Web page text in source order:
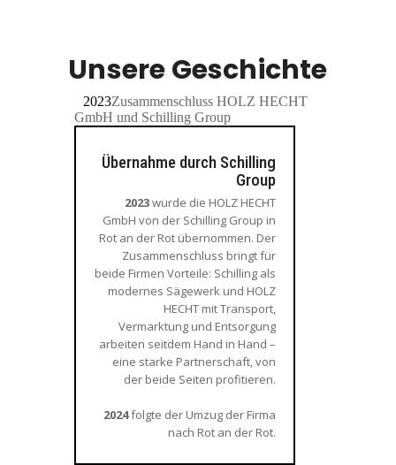
Unsere Geschichte
2023Zusammenschluss HOLZ HECHT
GmbH und Schilling Group
Übernahme durch Schilling
Group
2023wurde die HOLZ HECHT
GmbH von der Schilling Group in
Rot an der Rot übernommen. Der
Zusammenschluss bringt für
beide Firmen Vorteile: Schilling als
modernes Sägewerk und HOLZ
HECHT mit Transport,
Vermarktung und Entsorgung
arbeiten seitdem Hand in Hand –
eine starke Partnerschaft, von
der beide Seiten profitieren.
2024folgte der Umzug der Firma
nach Rot an der Rot.